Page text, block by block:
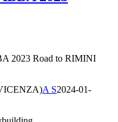
2023 Road to RIMINI
A S2024-01-